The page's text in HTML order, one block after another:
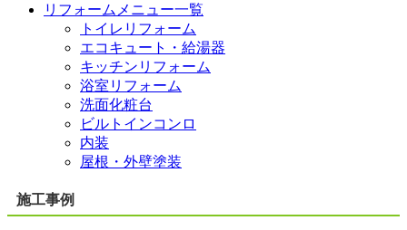
リフォームメニュー一覧
トイレリフォーム
エコキュート・給湯器
キッチンリフォーム
浴室リフォーム
洗面化粧台
ビルトインコンロ
内装
屋根・外壁塗装
施工事例